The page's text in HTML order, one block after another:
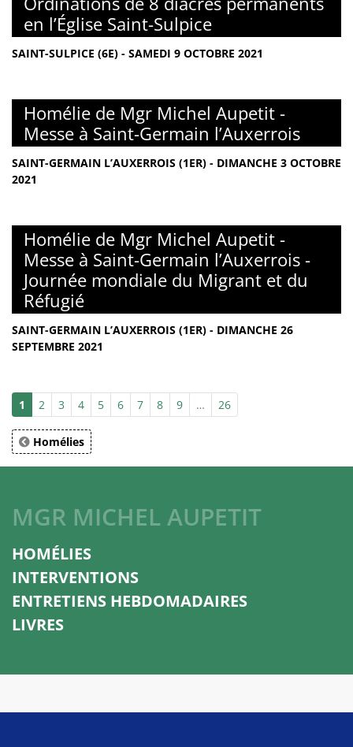
en l’Église Saint-Sulpice
SAINT-SULPICE (6E) - SAMEDI 9 OCTOBRE 2021
Homélie de Mgr Michel Aupetit -
Messe à Saint-Germain l’Auxerrois
SAINT-GERMAIN L’AUXERROIS (1ER) - DIMANCHE 3 OCTOBRE
2021
Homélie de Mgr Michel Aupetit -
Messe à Saint-Germain l’Auxerrois -
Journée mondiale du Migrant et du
Réfugié
SAINT-GERMAIN L’AUXERROIS (1ER) - DIMANCHE 26
SEPTEMBRE 2021
1 2 3 4 5 6 7 8 9 … 26
Homélies
MGR MICHEL AUPETIT
HOMÉLIES
INTERVENTIONS
ENTRETIENS HEBDOMADAIRES
LIVRES